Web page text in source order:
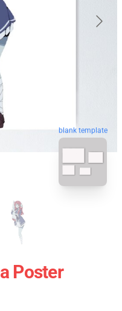
blank template
Poster